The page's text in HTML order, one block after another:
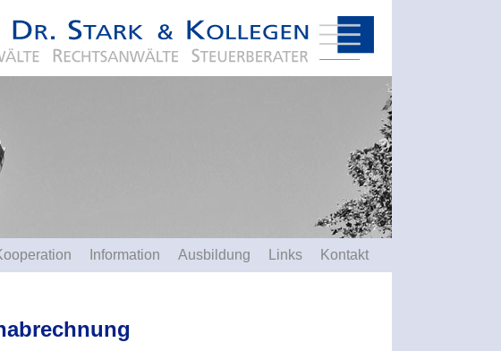
Information Ausbildung Links Kontakt